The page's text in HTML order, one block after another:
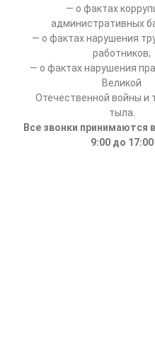
— о фактах
административных
— о фактах нарушения
работников;
— о фактах нарушения
Великой
Отечественной войны и
тыла.
Все звонки принимаются
9:00 до 17:00